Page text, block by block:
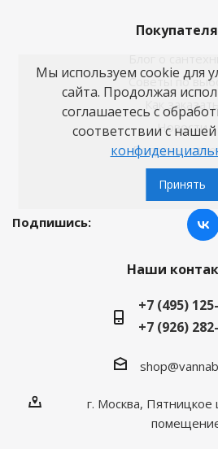
Советы по
Как заказать
Новости
Вопросы-
Бренды
Подпишись:
Наши
+7 (495)
+7 (926)
г. Москва,
Мы используем cookie для
сайта. Продолжая
соглашаетесь с
соответствии с нашей
Принять